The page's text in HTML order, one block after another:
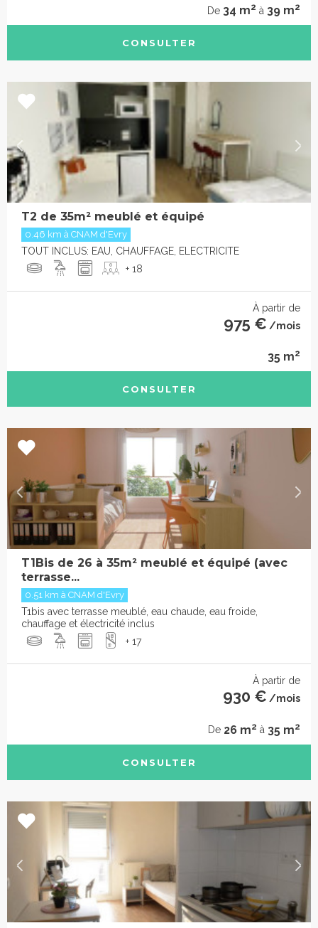
De 34 m2 à 39 m2
CONSULTER
T2 de 35m² meublé et équipé
0.46 km à CNAM d'Evry
TOUT INCLUS: EAU, CHAUFFAGE, ELECTRICITE
+ 18
À partir de
975 € /mois
35 m2
CONSULTER
T1Bis de 26 à 35m² meublé et équipé (avec
terrasse...
0.51 km à CNAM d'Evry
T1bis avec terrasse meublé, eau chaude, eau froide,
chauffage et électricité inclus
+ 17
À partir de
930 € /mois
De 26 m2 à 35 m2
CONSULTER